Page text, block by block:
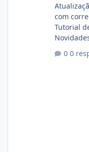
Atualização! Atualização para a
com correções
Tutorial
Novidades: Api do CWP7(CentOS Web
Link
0